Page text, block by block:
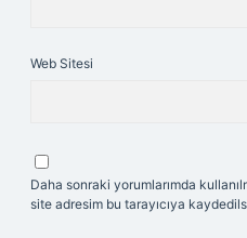
Web Sitesi
Daha sonraki yorumlarımda
site adresim bu tarayıcıya